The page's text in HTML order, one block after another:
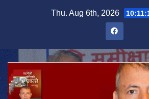
Thu. Aug 6th, 2026